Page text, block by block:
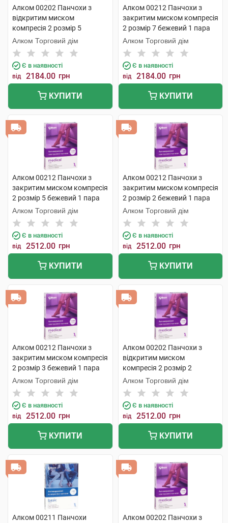
Алком 00202 Панчохи з
відкритим миском
компресія 2 розмір 5
бежевий 1 пара
Алком Торговий дім
Є в наявності
від 2184.00 грн
КУПИТИ
Алком 00212 Панчохи з
закритим миском компресія
2 розмір 7 бежевий 1 пара
Алком Торговий дім
Є в наявності
від 2184.00 грн
КУПИТИ
Алком 00212 Панчохи з
закритим миском компресія
2 розмір 5 бежевий 1 пара
Алком Торговий дім
Є в наявності
від 2512.00 грн
КУПИТИ
Алком 00212 Панчохи з
закритим миском компресія
2 розмір 2 бежевий 1 пара
Алком Торговий дім
Є в наявності
від 2512.00 грн
КУПИТИ
Алком 00212 Панчохи з
закритим миском компресія
2 розмір 3 бежевий 1 пара
Алком Торговий дім
Є в наявності
від 2512.00 грн
КУПИТИ
Алком 00202 Панчохи з
відкритим миском
компресія 2 розмір 2
бежевий 1 пара
Алком Торговий дім
Є в наявності
від 2512.00 грн
КУПИТИ
Алком 00211 Панчохи
Алком 00202 Панчохи з